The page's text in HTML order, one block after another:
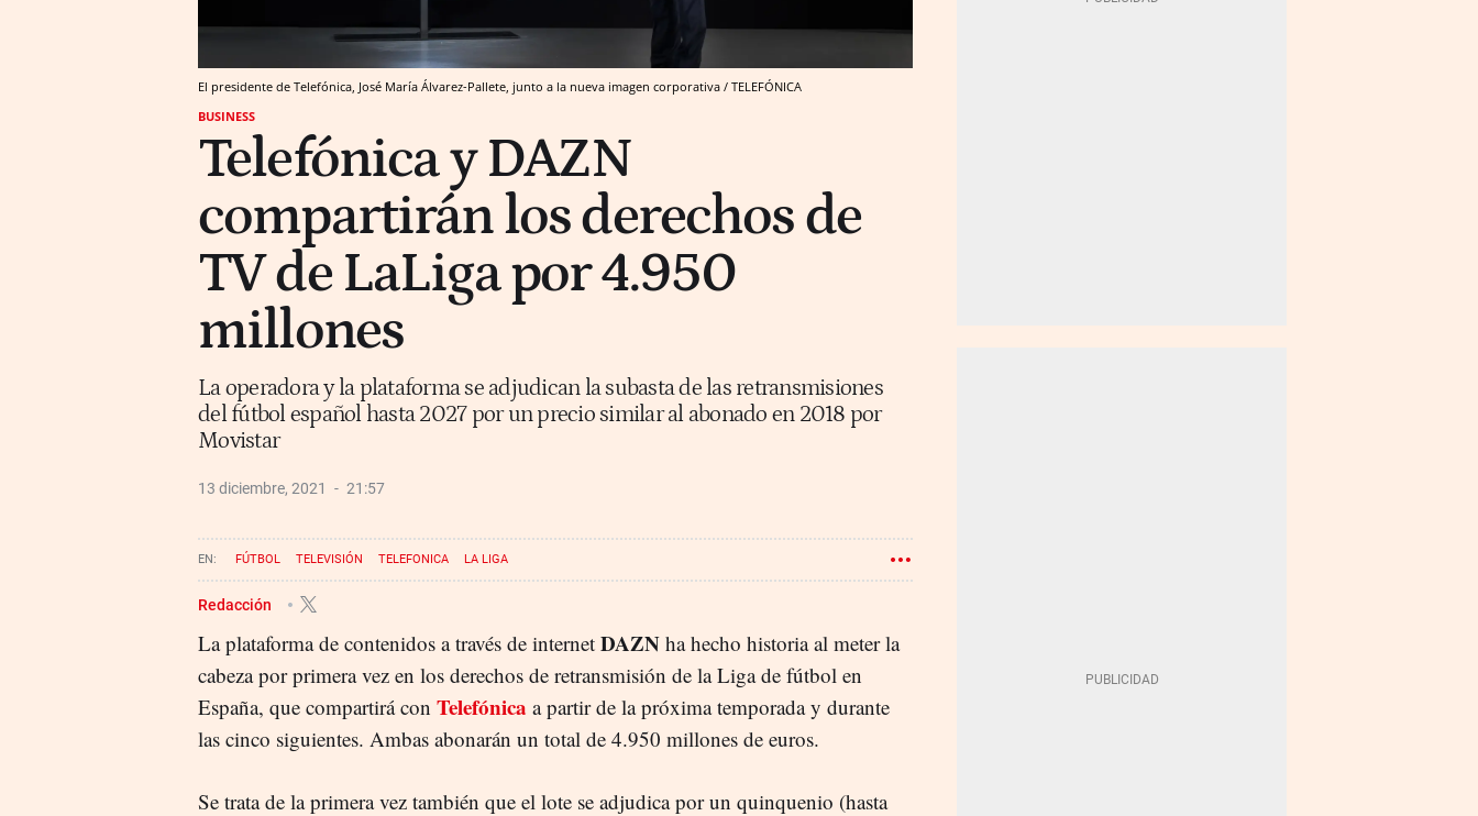
El presidente de Telefónica, José María Álvarez-Pallete, junto a la nueva imagen corporativa / TELEFÓNICA
BUSINESS
Telefónica y DAZN
compartirán los derechos de
TV de LaLiga por 4.950
millones
La operadora y la plataforma se adjudican la subasta de las retransmisiones
del fútbol español hasta 2027 por un precio similar al abonado en 2018 por
Movistar
13 diciembre, 2021 21:57
FÚTBOL TELEVISIÓN TELEFONICA LA LIGA
Redacción
La plataforma de contenidos a través de internet DAZN ha hecho historia al meter la
cabeza por primera vez en los derechos de retransmisión de la Liga de fútbol en
España, que compartirá con Telefónica a partir de la próxima temporada y durante
las cinco siguientes. Ambas abonarán un total de 4.950 millones de euros.
Se trata de la primera vez también que el lote se adjudica por un quinquenio (hasta